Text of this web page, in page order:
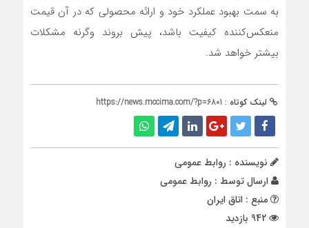
به سمت بهبود عملکرد خود و ارائه محصولی که در آن قیمت
منعکس‌کننده کیفیت باشد، پیش بروند وگرنه مشکلات
بیشتر خواهد شد.
لینک کوتاه : https://news.mccima.com/?p=6801
نویسنده : روابط عمومی
ارسال توسط : روابط عمومی
منبع : اتاق ایران